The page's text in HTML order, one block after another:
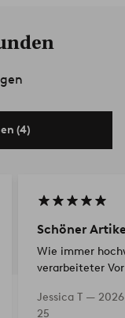
(4)
Schöner
Wie immer
verarbeiteter
Jessica T —
25